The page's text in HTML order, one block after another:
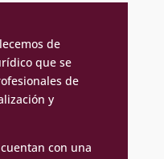
de
que se
de
y
con una